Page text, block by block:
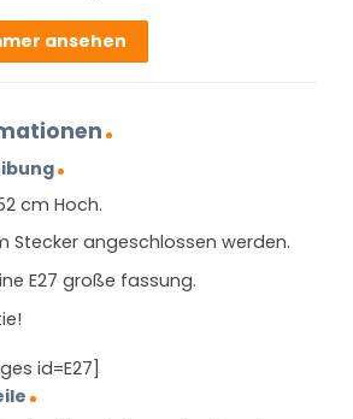
ansehen
cm Hoch.
Stecker angeschlossen werden.
E27 große fassung.
id=E27]